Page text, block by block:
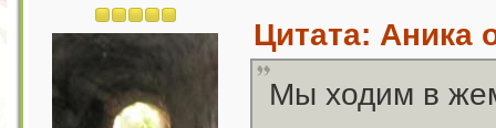
Цитата: Аника
Мы ходим в